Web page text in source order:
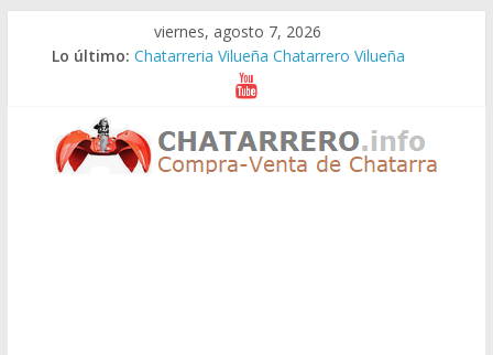
viernes, agosto 7, 2026
Lo último: Chatarreria Vilueña Chatarrero Vilueña
Chatarreria Zuera Chatarrero Zuera
Chatarreria Zaragoza Chatarrero Zaragoza
Chatarreria Zaida Chatarrero Zaida
Chatarreria Vistabella Chatarrero Vistabella